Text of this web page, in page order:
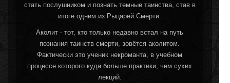
стать послушником и познать темные таинства, став в
итоге одним из Рыцарей Смерти.
Аколит - тот, кто только недавно встал на путь
познания таинств смерти, зовётся аколитом.
Фактически это ученик некроманта, в учебном
процессе которого куда больше практики, чем сухих
лекций.